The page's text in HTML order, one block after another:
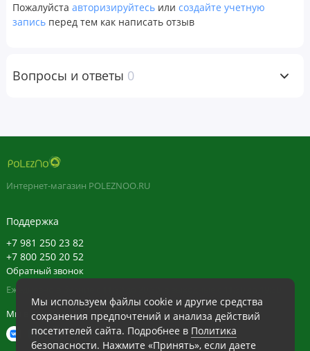
Для здоровых людей старше 18 лет. Принимать только
перед сном или перед сном. Не принимать вместе с
Перед началом применения во время беременности,
Хранить в недоступном для детей месте. Не следует
использовать продукт, если защитная пленка повреждена
Хранить в сухом и прохладном месте.
Пищевая
ценность
Размер
таблетка
Порций в
Пожалуйста авторизируйтесь или создайте учетную
запись перед тем как написать отзыв
Вопросы и ответы 0
Мы используем файлы cookie и другие средства
сохранения предпочтений и анализа действий
посетителей сайта. Подробнее в Политика
безопасности. Нажмите «Принять», если даете
Интернет-магазин POLEZNOO.RU
Поддержка
+7 981 250 23 82
+7 800 250 20 52
Обратный звонок
Ежедневно в будние с 11:30 до 20:30, в выходные с 11:30 до 19:30
Мы в сети